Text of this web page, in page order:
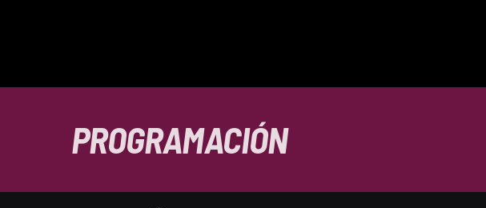
PROGRAMACIÓN